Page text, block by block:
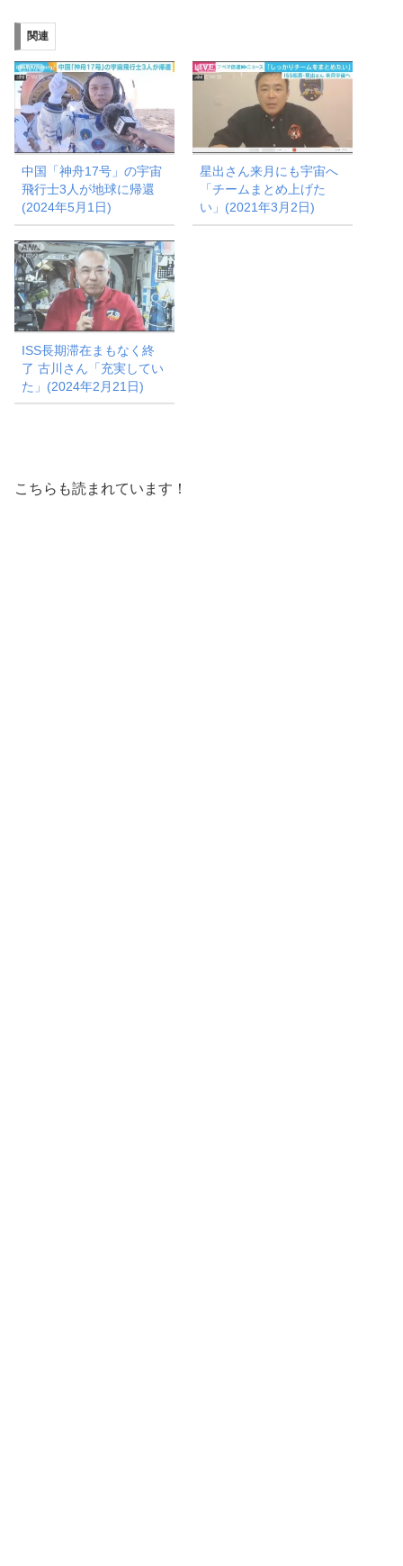
み
中…
関連
中国「神舟17号」の宇宙
飛行士3人が地球に帰還
(2024年5月1日)
星出さん来月にも宇宙へ
「チームまとめ上げた
い」(2021年3月2日)
ISS長期滞在まもなく終
了 古川さん「充実してい
た」(2024年2月21日)
こちらも読まれています！